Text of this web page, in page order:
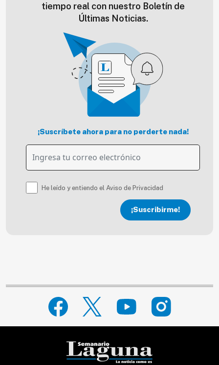
tiempo real con nuestro Boletín de
Últimas Noticias.
¡Suscríbete ahora para no perderte nada!
He leído y entiendo el Aviso de Privacidad
¡Suscribirme!